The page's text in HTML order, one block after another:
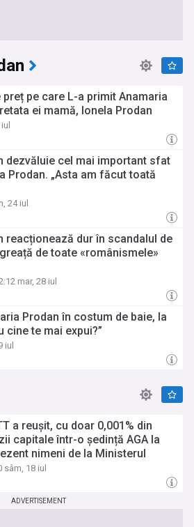
pe care L-a primit Anamaria
ei mamă, Ionela Prodan
dezvăluie cel mai important sfat
Prodan. „Asta am făcut toată
24 iul
reacționează dur în scandalul de
de toate «românismele»
mar, 28 iul
Prodan în costum de baie, la
cine te mai expui?”
iul
a reușit, cu doar 0,001% din
capitale într-o ședință AGA la
nimeni de la Ministerul
majoritar. Reacția
sâm, 18 iul
ADVERTISEMENT